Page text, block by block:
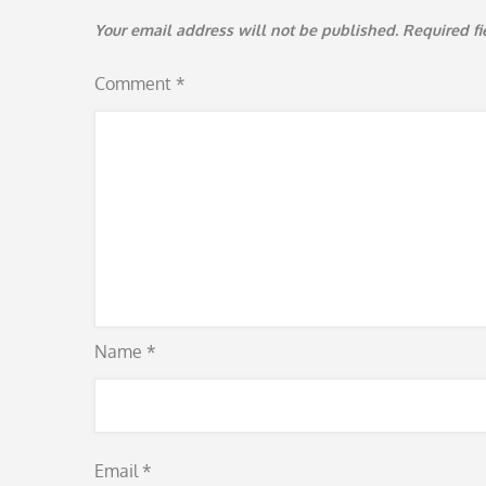
Your email address will not be published. Required
Comment *
Name *
Email *